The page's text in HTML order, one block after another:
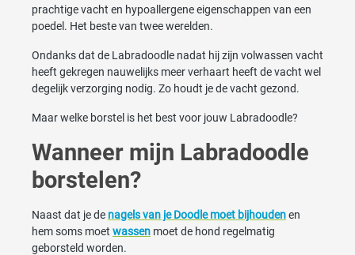
prachtige vacht en hypoallergene eigenschappen van een
poedel. Het beste van twee werelden.
Ondanks dat de Labradoodle nadat hij zijn volwassen vacht
heeft gekregen nauwelijks meer verhaart heeft de vacht wel
degelijk verzorging nodig. Zo houdt je de vacht gezond.
Maar welke borstel is het best voor jouw Labradoodle?
Wanneer mijn Labradoodle
borstelen?
Naast dat je de nagels van je Doodle moet bijhoudenen
hem soms moet wassen moet de hond regelmatig
geborsteld worden.